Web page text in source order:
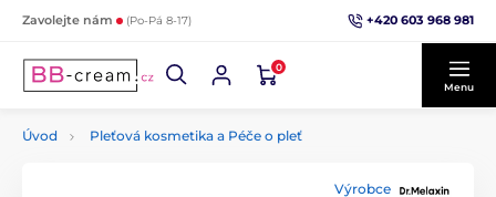
Zavolejte nám (Po-Pá 8-17) +420 603 968 981
0
Menu
Úvod Pleťová kosmetika a Péče o pleť
Výrobce